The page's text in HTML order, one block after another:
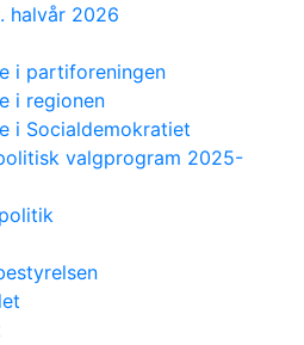
halvår 2026
i partiforeningen
i regionen
i Socialdemokratiet
valgprogram 2025-